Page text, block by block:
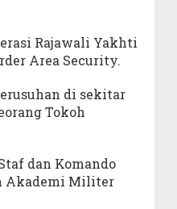
Rajawali Yakhti
Area Security.
di sekitar
Tokoh
dan Komando
Akademi Militer